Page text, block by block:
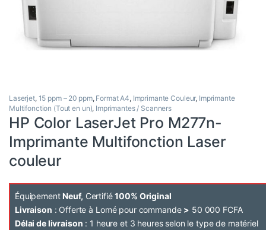
Laserjet, 15 ppm – 20 ppm, Format A4, Imprimante Couleur, Imprimante
Multifonction (Tout en un), Imprimantes / Scanners
HP Color LaserJet Pro M277n-
Imprimante Multifonction Laser
couleur
Équipement Neuf, Certifié100% Original
Livraison : Offerte à Lomé pour commande > 50 000 FCFA
Délai de livraison : 1 heure et 3 heures selon le type de matériel